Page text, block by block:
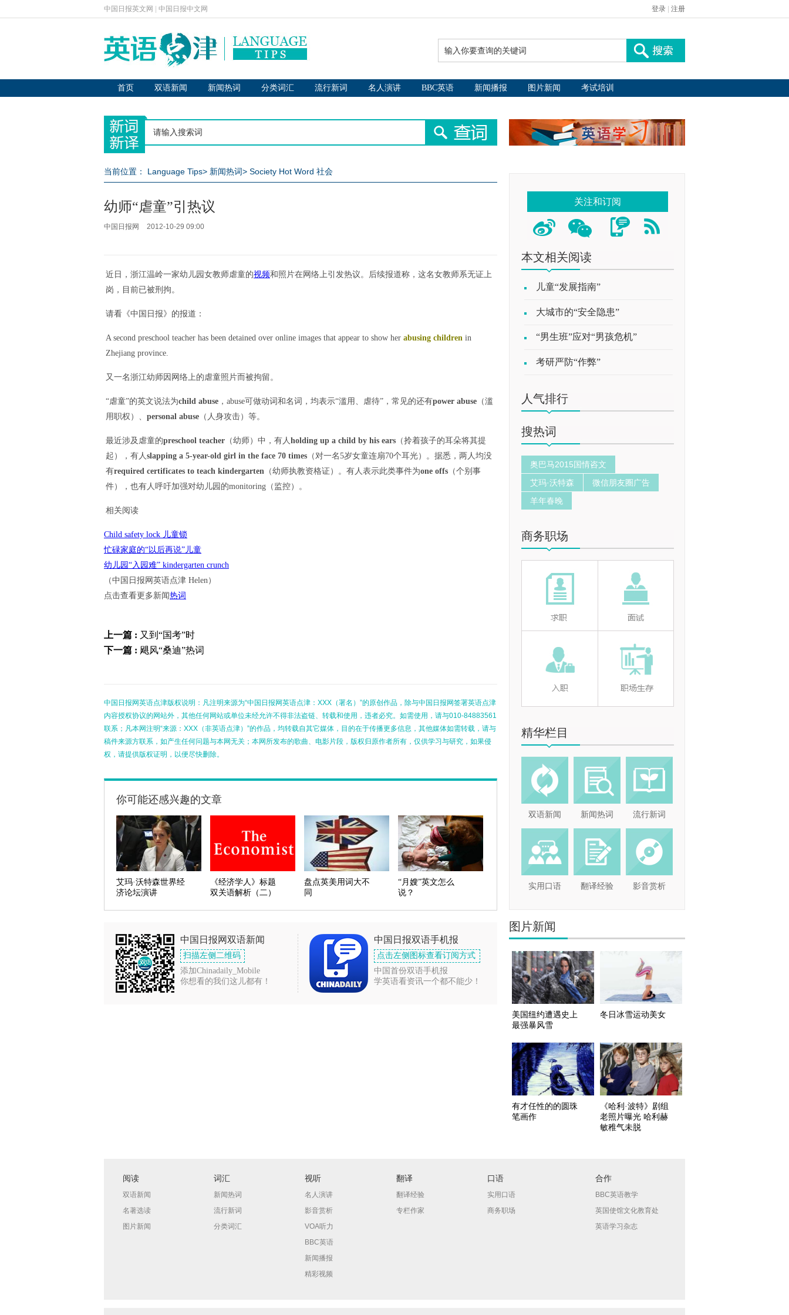
中国日报英文网 中国日报中文网 登录 注册
首页 双语新闻 新闻热词 分类词汇 流行新词 名人演讲 BBC英语 新闻播报 图片新闻 考试培训
当前位置： Language Tips> 新闻热词> Society Hot Word 社会
幼师“虐童”引热议
中国日报网 2012-10-29 09:00
近日，浙江温岭一家幼儿园女教师虐童的视频和照片在网络上引发热议。后续报道称，这名女教师系无证上
岗，目前已被刑拘。
请看《中国日报》的报道：
A second preschool teacher has been detained over online images that appear to show her abusing children in
Zhejiang province.
又一名浙江幼师因网络上的虐童照片而被拘留。
“虐童”的英文说法为child abuse ，abuse可做动词和名词，均表示“滥用、虐待”，常见的还有power abuse （滥
用职权）、 personal abuse （人身攻击）等。
最近涉及虐童的preschool teacher （幼师）中，有人holding up a child by his ears （拎着孩子的耳朵将其提
起），有人slapping a 5-year-old girl in the face 70 times （对一名5岁女童连扇70个耳光）。据悉，两人均没
有required certificates to teach kindergarten （幼师执教资格证）。有人表示此类事件为one offs （个别事
件），也有人呼吁加强对幼儿园的monitoring（监控）。
相关阅读
Child safety lock 儿童锁
忙碌家庭的“以后再说”儿童
幼儿园“入园难” kindergarten crunch
（中国日报网英语点津 Helen）
点击查看更多新闻热词
上一篇 : 又到“国考”时
下一篇 : 飓风“桑迪”热词
中国日报网英语点津版权说明：凡注明来源为“中国日报网英语点津：XXX（署名）”的原创作品，除与中国日报网签署英语点津
内容授权协议的网站外，其他任何网站或单位未经允许不得非法盗链、转载和使用，违者必究。如需使用，请与010-84883561
联系；凡本网注明“来源：XXX（非英语点津）”的作品，均转载自其它媒体，目的在于传播更多信息，其他媒体如需转载，请与
稿件来源方联系，如产生任何问题与本网无关；本网所发布的歌曲、电影片段，版权归原作者所有，仅供学习与研究，如果侵
权，请提供版权证明，以便尽快删除。
你可能还感兴趣的文章
艾玛·沃特森世界经
济论坛演讲
《经济学人》标题
双关语解析（二）
盘点英美用词大不
同
“月嫂”英文怎么
说？
中国日报网双语新闻
扫描左侧二维码
添加Chinadaily_Mobile
你想看的我们这儿都有！
中国日报双语手机报
点击左侧图标查看订阅方式
中国首份双语手机报
学英语看资讯一个都不能少！
关注和订阅
本文相关阅读
儿童“发展指南”
大城市的“安全隐患”
“男生班”应对“男孩危机”
考研严防“作弊”
人气排行
搜热词
奥巴马2015国情咨文
艾玛·沃特森
微信朋友圈广告
羊年春晚
商务职场
精华栏目
双语新闻 新闻热词 流行新词
实用口语 翻译经验 影音赏析
图片新闻
美国纽约遭遇史上
最强暴风雪
冬日冰雪运动美女
有才任性的的圆珠
笔画作
《哈利·波特》剧组
老照片曝光 哈利赫
敏稚气未脱
阅读
双语新闻
名著选读
图片新闻
词汇
新闻热词
流行新词
分类词汇
视听
名人演讲
影音赏析
VOA听力
BBC英语
新闻播报
精彩视频
翻译
翻译经验
专栏作家
口语
实用口语
商务职场
合作
BBC英语教学
英国使馆文化教育处
英语学习杂志